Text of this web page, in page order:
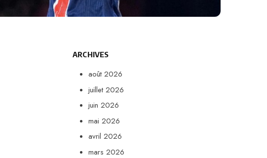
ARCHIVES
août 2026
juillet 2026
juin 2026
mai 2026
avril 2026
mars 2026